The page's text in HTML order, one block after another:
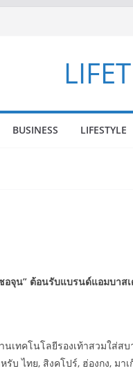
BUSINESS LIFESTYLE
อจุน” ต้อนรับแบรนด์แอมบาส
านเทคโนโลยีรองเท้าสวมใ
บ ไทย, สิงคโปร์, ฮ่องกง, ม